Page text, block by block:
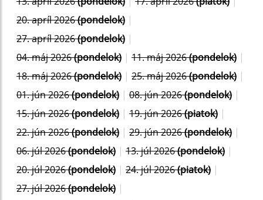
20. apríl 2026(pondelok) |
27. apríl 2026(pondelok) |
04. máj 2026(pondelok) | 11. máj 2026(pondelok) |
18. máj 2026(pondelok) | 25. máj 2026(pondelok) |
01. jún 2026(pondelok) | 08. jún 2026(pondelok) |
15. jún 2026(pondelok) | 19. jún 2026(piatok) |
22. jún 2026(pondelok) | 29. jún 2026(pondelok) |
06. júl 2026(pondelok) | 13. júl 2026(pondelok) |
20. júl 2026(pondelok) | 24. júl 2026(piatok) |
27. júl 2026(pondelok) |